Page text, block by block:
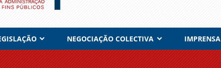
NEGOCIAÇÃO COLECTIVA IMPRENSA